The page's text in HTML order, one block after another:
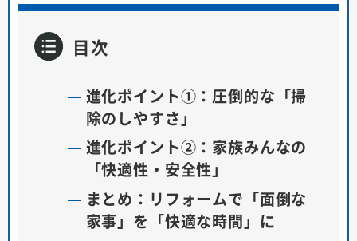
目次
進化ポイント①：圧倒的な「掃
除のしやすさ」
進化ポイント②：家族みんなの
「快適性・安全性」
まとめ：リフォームで「面倒な
家事」を「快適な時間」に